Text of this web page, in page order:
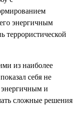
энергичным
террористической
из наиболее
себя не
и
сложные решения